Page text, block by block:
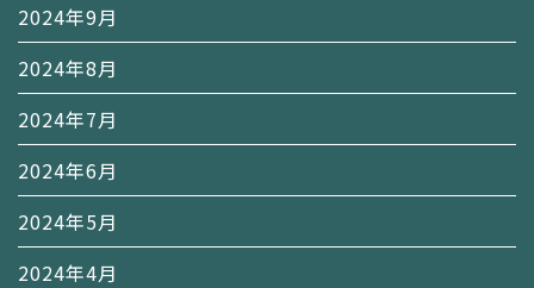
2024年9月
2024年8月
2024年7月
2024年6月
2024年5月
2024年4月